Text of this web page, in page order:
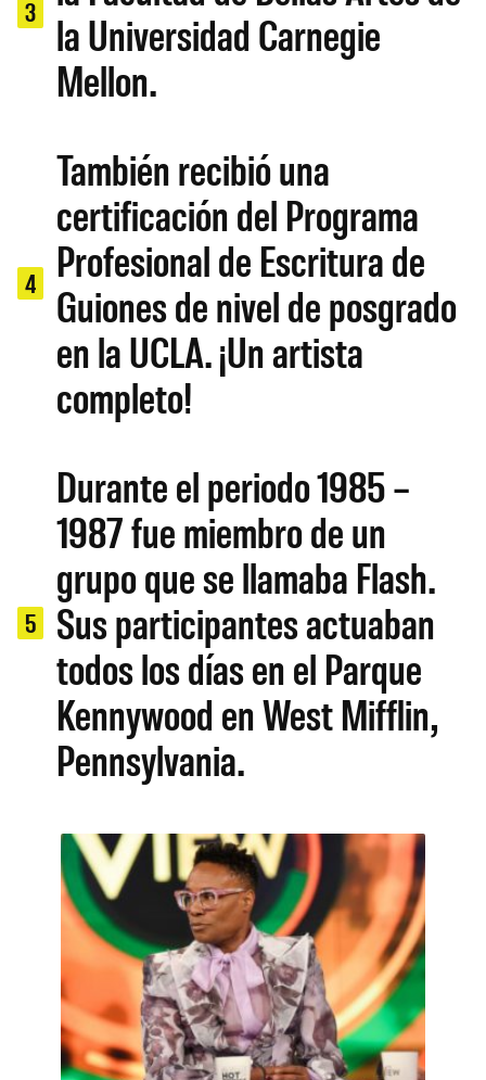
3
la Universidad Carnegie
Mellon.
4
También recibió una
certificación del Programa
Profesional de Escritura de
Guiones de nivel de posgrado
en la UCLA. ¡Un artista
completo!
5
Durante el periodo 1985 –
1987 fue miembro de un
grupo que se llamaba Flash.
Sus participantes actuaban
todos los días en el Parque
Kennywood en West Mifflin,
Pennsylvania.